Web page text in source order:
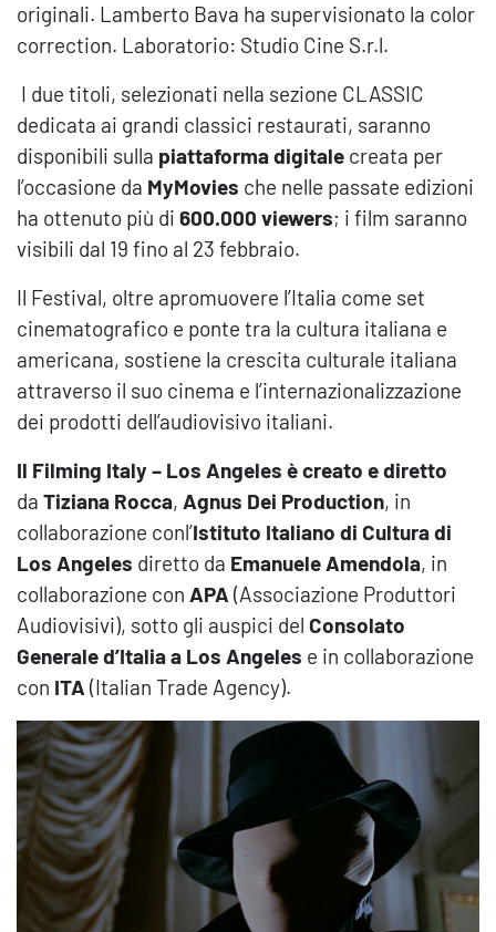
originali. Lamberto Bava ha supervisionato la color
correction. Laboratorio: Studio Cine S.r.l.
I due titoli, selezionati nella sezione CLASSIC
dedicata ai grandi classici restaurati, saranno
disponibili sulla piattaforma digitale creata per
l’occasione da MyMovies che nelle passate edizioni
ha ottenuto più di 600.000 viewers; i film saranno
visibili dal 19 fino al 23 febbraio.
Il Festival, oltre apromuovere l’Italia come set
cinematografico e ponte tra la cultura italiana e
americana, sostiene la crescita culturale italiana
attraverso il suo cinema e l’internazionalizzazione
dei prodotti dell’audiovisivo italiani.
Il Filming Italy – Los Angeles è creato e diretto
da Tiziana Rocca, Agnus Dei Production, in
collaborazione conl’Istituto Italiano di Cultura di
Los Angeles diretto da Emanuele Amendola, in
collaborazione con APA (Associazione Produttori
Audiovisivi), sotto gli auspici del Consolato
Generale d’Italia a Los Angeles e in collaborazione
con ITA (Italian Trade Agency).